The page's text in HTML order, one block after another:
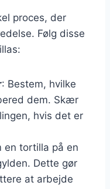
proces, der
Følg disse
: Bestem, hvilke
dem. Skær
hvis det er
en tortilla på en
Dette gør
at arbejde